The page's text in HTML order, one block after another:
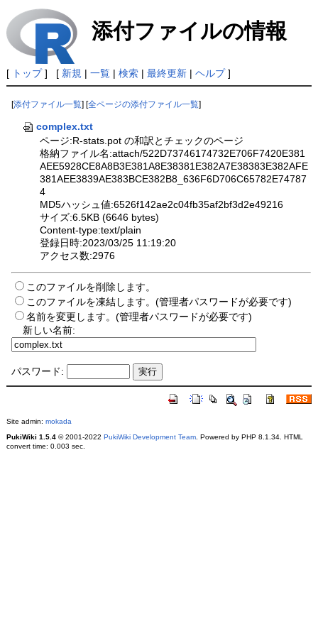
添付ファイルの情報
[ トップ] [ 新規 | 一覧| 検索| 最終更新| ヘルプ]
[添付ファイル一覧 ] [全ページの添付ファイル一覧
complex.txt
ページ:R-stats.pot の和訳とチェックのページ
格納ファイル名:attach/522D73746174732E706F7420E381
AEE5928CE8A8B3E381A8E38381E382A7E38383E382AFE
381AEE3839AE383BCE382B8_636F6D706C65782E74787
4
MD5ハッシュ値:6526f142ae2c04fb35af2bf3d2e49216
サイズ:6.5KB (6646 bytes)
Content-type:text/plain
登録日時:2023/03/25 11:19:20
アクセス数:2976
このファイルを削除します。
このファイルを凍結します。(管理者パスワードが必要です)
名前を変更します。(管理者パスワードが必要です)
新しい名前:
パスワード:
Site admin: mokada
PukiWiki 1.5.4© 2001-2022 PukiWiki Development Team. Powered by PHP 8.1.34. HTML
convert time: 0.003 sec.